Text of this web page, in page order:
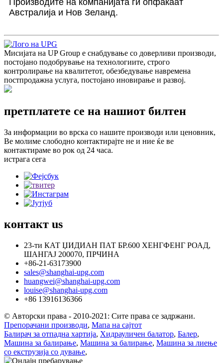
Производите на компанијата ги опфаќаат
Австралија и Нов Зеланд.
Мисијата на UP Group е снабдување со доверливи производи,
постојано подобрување на технологиите, строго
контролирање на квалитетот, обезбедување навремена
постпродажна услуга, постојано иновирање и развој.
претплатете се на нашиот билтен
За информации во врска со нашите производи или ценовник,
Ве молиме слободно контактирајте не и ние ќе ве
контактираме во рок од 24 часа.
истрага сега
контакт us
23-ти КАТ ЏИДИАН ПАТ БР.600 ХЕНГФЕНГ РОАД,
ШАНГАЈ 200070, ПРЧИНА
+86-21-63173900
sales@shanghai-upg.com
huangwei@shanghai-upg.com
louise@shanghai-upg.com
+86 13916136366
© Авторски права - 2010-2021: Сите права се задржани.
Препорачани производи, Мапа на сајтот
Балирач за отпадна хартија, Хидрауличен балатор, Балер,
Машина за балирање, Машина за балирање, Машина за лиење
со екструзија со дување,